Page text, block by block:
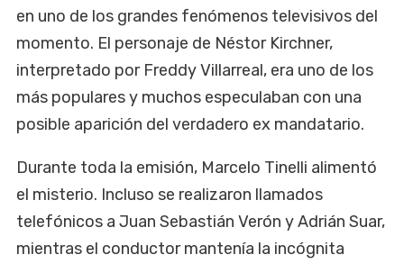
en uno de los grandes fenómenos televisivos del
momento. El personaje de Néstor Kirchner,
interpretado por Freddy Villarreal, era uno de los
más populares y muchos especulaban con una
posible aparición del verdadero ex mandatario.
Durante toda la emisión, Marcelo Tinelli alimentó
el misterio. Incluso se realizaron llamados
telefónicos a Juan Sebastián Verón y Adrián Suar,
mientras el conductor mantenía la incógnita